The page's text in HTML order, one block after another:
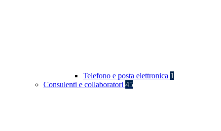
Telefono e posta elettronica 1
Consulenti e collaboratori 45